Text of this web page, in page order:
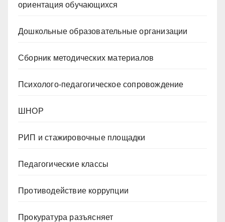
ориентация обучающихся
Дошкольные образовательные организации
Сборник методических материалов
Психолого-педагогическое сопровождение
ШНОР
РИП и стажировочные площадки
Педагогические классы
Противодействие коррупции
Прокуратура разъясняет